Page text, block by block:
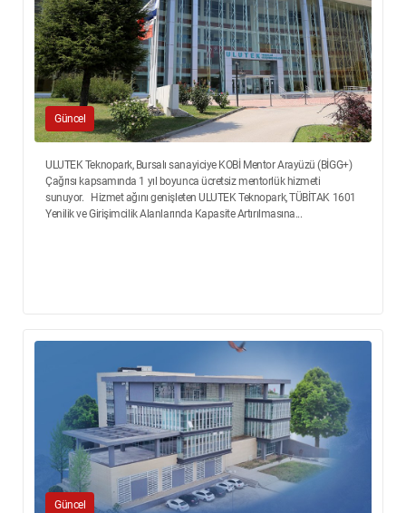
Güncel
ULUTEK Teknopark, Bursalı sanayiciye KOBİ Mentor Arayüzü (BİGG+)
Çağrısı kapsamında 1 yıl boyunca ücretsiz mentorlük hizmeti
sunuyor. Hizmet ağını genişleten ULUTEK Teknopark, TÜBİTAK 1601
Yenilik ve Girişimcilik Alanlarında Kapasite Artırılmasına...
Güncel